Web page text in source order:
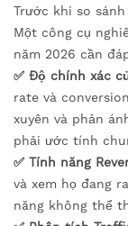
Trước khi so
Một công cụ
năm 2026 cần
✅ Độ chính xác
rate và
xuyên và phản
phải ước tính
✅ Tính năng
và xem họ đang
năng không thể